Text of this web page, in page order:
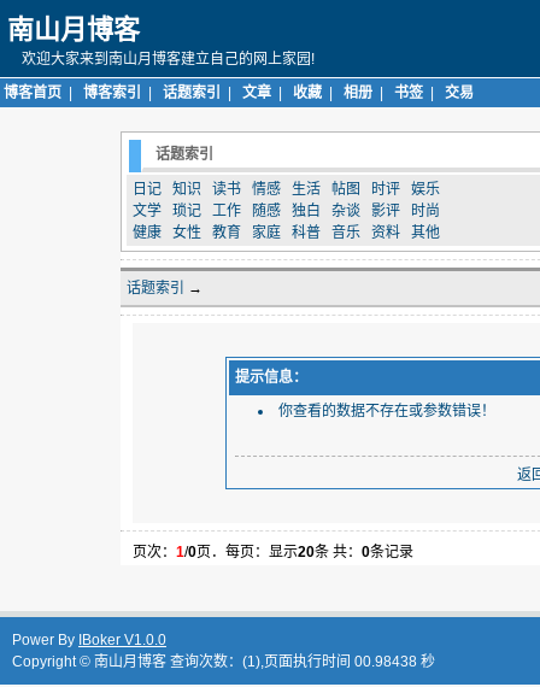
南山月博客
欢迎大家来到南山月博客建立自己的网上家园!
博客首页
博客索引 话题索引 文章 收藏 相册 书签 交易
话题索引
日记 知识 读书 情感 生活 帖图 时评
娱乐
文学
琐记 工作 随感 独白 杂谈 影评
时尚
健康
女性 教育 家庭 科普 音乐 资料 其他
话题索引 →
提示信息：
你查看的数据不存在或参数错误！
返
页次： 1/0页．每页：显示20条 共： 0条记录
Power By IBoker V1.0.0
Copyright © 南山月博客 查询次数：(1),页面执行时间 00.98438 秒